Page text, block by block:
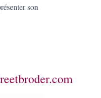
son